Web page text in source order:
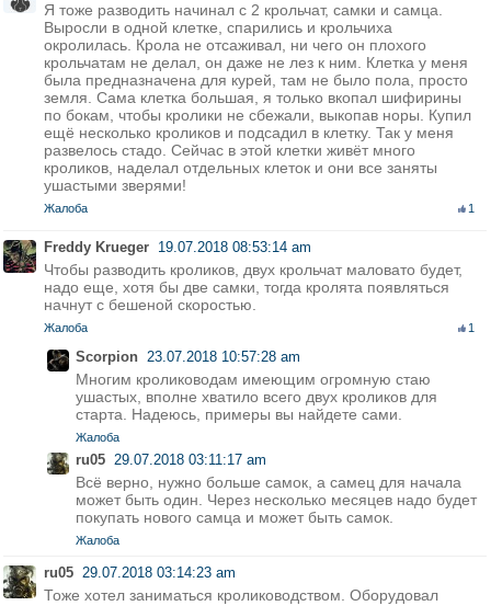
Я тоже разводить начинал с 2 крольчат, самки и самца.
Выросли в одной клетке, спарились и крольчиха
окролилась. Крола не отсаживал, ни чего он плохого
крольчатам не делал, он даже не лез к ним. Клетка у меня
была предназначена для курей, там не было пола, просто
земля. Сама клетка большая, я только вкопал шифирины
по бокам, чтобы кролики не сбежали, выкопав норы. Купил
ещё несколько кроликов и подсадил в клетку. Так у меня
развелось стадо. Сейчас в этой клетки живёт много
кроликов, наделал отдельных клеток и они все заняты
ушастыми зверями!
Жалоба 1
Freddy Krueger 19.07.2018 08:53:14 am
Чтобы разводить кроликов, двух крольчат маловато будет,
надо еще, хотя бы две самки, тогда кролята появляться
начнут с бешеной скоростью.
Жалоба 1
Scorpion 23.07.2018 10:57:28 am
Многим кролиководам имеющим огромную стаю
ушастых, вполне хватило всего двух кроликов для
старта. Надеюсь, примеры вы найдете сами.
Жалоба
ru05 29.07.2018 03:11:17 am
Всё верно, нужно больше самок, а самец для начала
может быть один. Через несколько месяцев надо будет
покупать нового самца и может быть самок.
Жалоба
ru05 29.07.2018 03:14:23 am
Тоже хотел заниматься кролиководством. Оборудовал